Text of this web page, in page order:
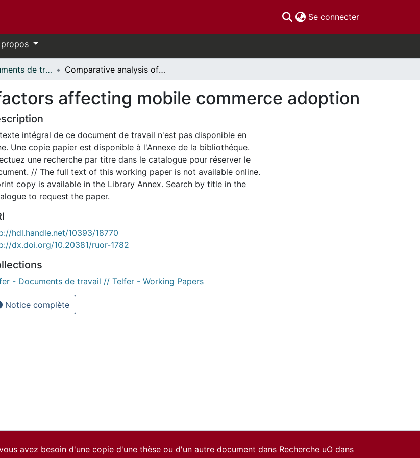
Se connecter(current)
Telfer - Documents de travail // Telfer - Working Papers Comparative analysis of factors affecting mobile commerce adoption
affecting mobile commerce adoption
intégral de ce document de travail n'est pas disponible en
Une copie papier est disponible à l'Annexe de la bibliothéque.
une recherche par titre dans le catalogue pour réserver le
// The full text of this working paper is not available online.
copy is available in the Library Annex. Search by title in the
to request the paper.
hdl.handle.net/10393/18770
dx.doi.org/10.20381/ruor-1782
- Documents de travail // Telfer - Working Papers
Notice complète
avez besoin d'une copie d'une thèse ou d'un autre document dans Recherche uO dans